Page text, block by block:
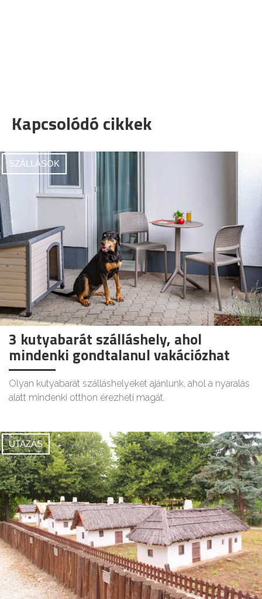
Kapcsolódó cikkek
SZÁLLÁSOK
3 kutyabarát szálláshely, ahol
mindenki gondtalanul vakációzhat
Olyan kutyabarát szálláshelyeket ajánlunk, ahol a nyaralás
alatt mindenki otthon érezheti magát.
UTAZÁS